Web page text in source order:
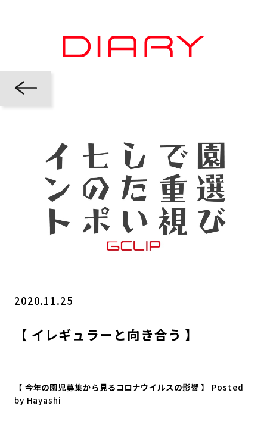
2020.11.25
【 イレギュラーと向き合う 】
【 今年の園児募集から見るコロナウイルスの影響 】 Posted
by Hayashi